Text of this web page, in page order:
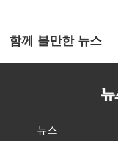
함께 볼만한 뉴스
뉴스